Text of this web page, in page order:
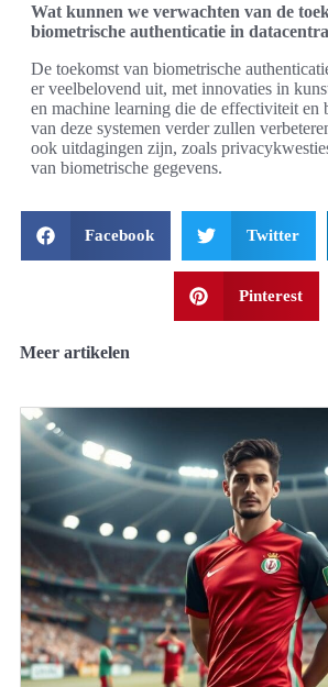
Wat kunnen we verwachten van de
biometrische authenticatie in
De toekomst van biometrische
er veelbelovend uit, met innovaties in
en machine learning die de effectiviteit en
van deze systemen verder zullen
ook uitdagingen zijn, zoals
van biometrische gegevens.
Facebook Twitter
Pinterest
Meer artikelen